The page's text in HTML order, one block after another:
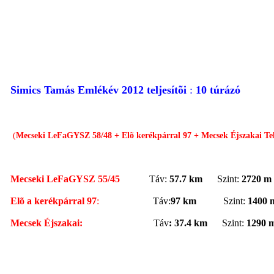
Simics Tamás Emlékév 2012 teljesítõi : 10 túrázó
(Mecseki LeFaGYSZ 58/48 + Elõ kerékpárral 97 + Mecsek Éjszakai
Mecseki LeFaGYSZ 55/45 Táv: 57.7 km Szint: 2720 m
Elõ a kerékpárral 97: Táv:97 km Szint: 1400
Mecsek Éjszakai: Táv: 37.4 km Szint: 1290